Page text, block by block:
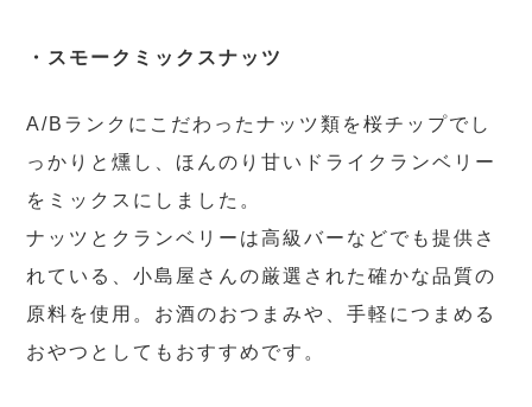
・スモークミックスナッツ
A/Bランクにこだわったナッツ類を桜チップでし
っかりと燻し、ほんのり甘いドライクランベリー
をミックスにしました。
ナッツとクランベリーは高級バーなどでも提供さ
れている、小島屋さんの厳選された確かな品質の
原料を使用。お酒のおつまみや、手軽につまめる
おやつとしてもおすすめです。